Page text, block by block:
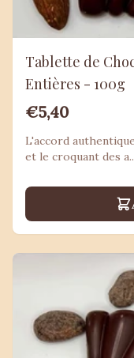
Tablette de
Entières - 100g
€5,40
L'accord
et le croquant des